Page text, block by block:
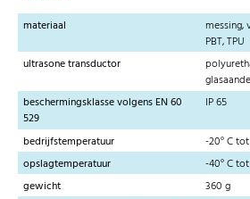
materiaal
messing,
PBT, TPU
ultrasone transductor
beschermingsklasse volgens EN 60
529
IP 65
bedrijfstemperatuur
-20° C
opslagtemperatuur
-40° C
gewicht
360 g